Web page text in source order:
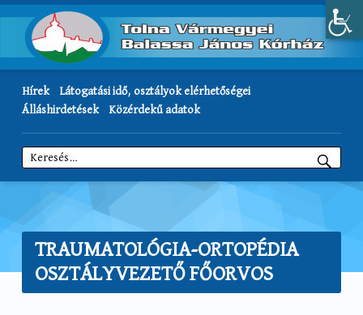
Hírek
Látogatási idő, osztályok elérhetőségei
Álláshirdetések
Közérdekű adatok
Keresés:
TRAUMATOLÓGIA-ORTOPÉDIA
OSZTÁLYVEZETŐ FŐORVOS